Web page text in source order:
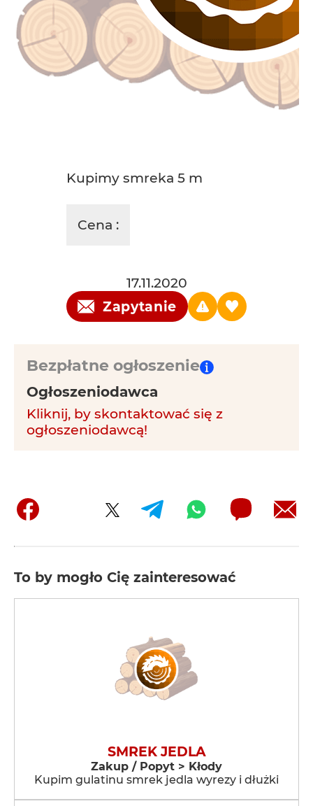
Kupimy smreka 5 m
Cena :
17.11.2020
Zapytanie
Bezpłatne ogłoszenie
Ogłoszeniodawca
Kliknij, by skontaktować się z
ogłoszeniodawcą!
To by mogło Cię zainteresować
SMREK JEDLA
Zakup / Popyt > Kłody
Kupim gulatinu smrek jedla wyrezy i dłużki